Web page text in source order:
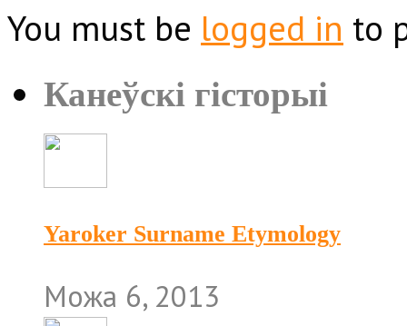
You must be logged in to
Канеўскі гісторыі
Yaroker Surname Etymology
Можа 6, 2013